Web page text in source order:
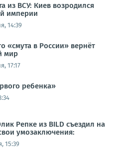
из ВСУ: Киев возродился
империи
14:39
«смута в России» вернёт
мир
17:17
ребенка»
Репке из BILD съездил на
умозаключения:
15:39